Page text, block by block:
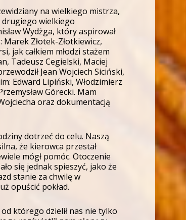
na wielkiego mistrza,
drugiego wielkiego
Wydżga, który aspirował
Złotek-Złotkiewicz,
jak całkiem młodzi stażem
Tadeusz Cegielski, Maciej
Jean Wojciech Siciński,
Edward Lipiński, Włodzimierz
Górecki. Mam
oraz dokumentacją
dotrzeć do celu. Naszą
że kierowca przestał
mógł pomóc. Otoczenie
się jednak spieszyć, jako że
stanie za chwilę w
opuścić pokład.
którego dzielił nas nie tylko